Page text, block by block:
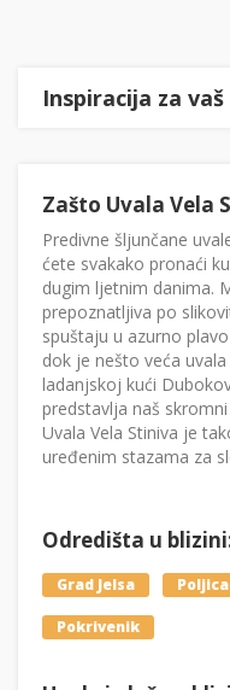
Inspiracija za
Zašto Uvala Vela
Predivne šljunčane
ćete svakako pronaći
dugim ljetnim danima.
prepoznatljiva po
spuštaju u azurno
dok je nešto veća
ladanjskoj kući
predstavlja naš
Uvala Vela Stiniva je
uređenim stazama za
Odredišta u
Grad Jelsa Poljica
Pokrivenik